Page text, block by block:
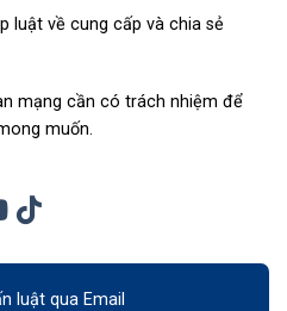
luật về cung cấp và chia sẻ
mạng cần có trách nhiệm để
muốn.
luật qua Email